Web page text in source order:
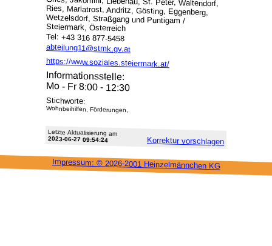
Steiermark, Österreich
Tel: +43 316 877-5458
abteilung11@stmk.gv.at
https://www.soziales.steiermark.at/
Informationsstelle:
Mo - Fr 8:00 - 12:30
Stichworte:
Wohnbeihilfen, Förderungen,
Letzte Aktu­alisie­rung am
2023-06-27 09:54:24 Korrektur vor­schlagen
Impressum: © 2026-2001 Heinzel­männchen KG